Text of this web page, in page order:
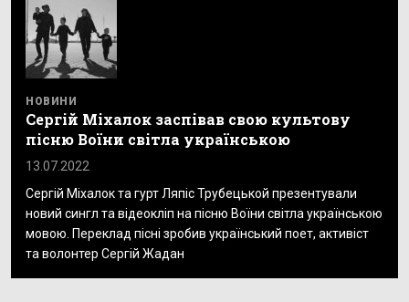
НОВИНИ
Сергій Міхалок заспівав свою культову
пісню Воїни світла українською
13.07.2022
Сергій Міхалок та гурт Ляпіс Трубецькой презентували
новий сингл та відеокліп на пісню Воїни світла українською
мовою. Переклад пісні зробив український поет, активіст
та волонтер Сергій Жадан